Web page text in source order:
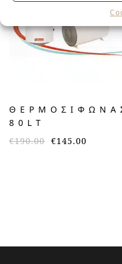
80LT
€190.00 €145.00